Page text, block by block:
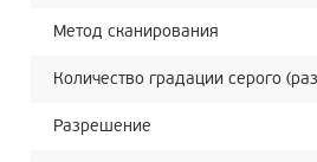
Метод сканирования
Количество градации серого
Разрешение